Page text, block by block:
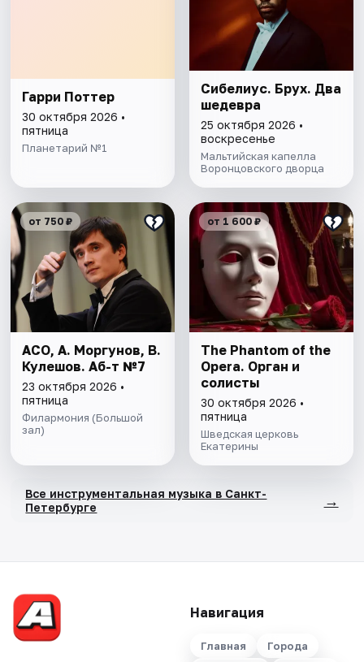
Гарри Поттер
30 октября 2026 •
пятница
Планетарий №1
Сибелиус. Брух. Два
шедевра
25 октября 2026 •
воскресенье
Мальтийская капелла
Воронцовского дворца
от 750 ₽
АСО, А. Моргунов, В.
Кулешов. Аб-т №7
23 октября 2026 •
пятница
Филармония (Большой
зал)
от 1 600 ₽
The Phantom of the
Opera. Орган и
солисты
30 октября 2026 •
пятница
Шведская церковь
Екатерины
Все инструментальная музыка в Санкт-
Петербурге
→
Навигация
Главная Города